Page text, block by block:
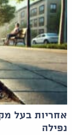
אחריות בעל
נפילה